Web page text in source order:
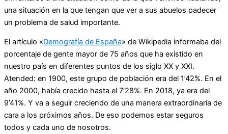
una situación en la que tengan que ver a sus abuelos padecer
un problema de salud importante.
El artículo «Demografía de España» de Wikipedia informaba del
porcentaje de gente mayor de 75 años que ha existido en
nuestro país en diferentes puntos de los siglo XX y XXI.
Atended: en 1900, este grupo de población era del 1’42%. En el
año 2000, había crecido hasta el 7’28%. En 2018, ya era del
9’41%. Y va a seguir creciendo de una manera extraordinaria de
cara a los próximos años. De eso podemos estar seguros
todos y cada uno de nosotros.